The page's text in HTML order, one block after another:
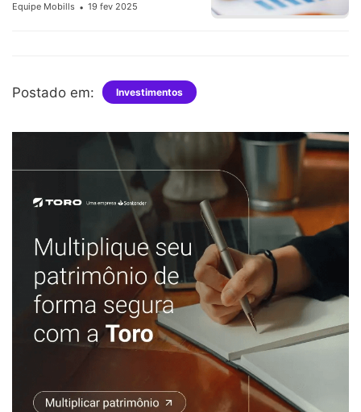
Equipe Mobills • 19 fev 2025
Postado em: Investimentos